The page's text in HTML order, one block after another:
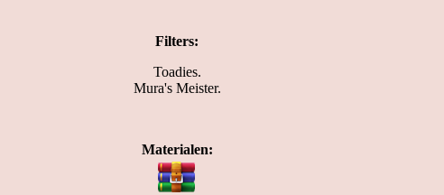
Filters:
Toadies.
Mura's Meister.
Materialen: